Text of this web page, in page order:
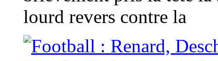
lourd revers contre la